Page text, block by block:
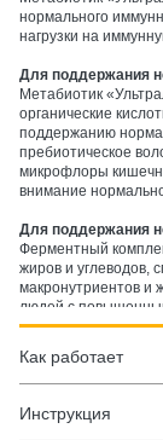
нормального
нагрузки на
Для поддержания
Метабиотик
органические
поддержанию
пребиотическое
микрофлоры
внимание
Для поддержания
Ферментный
жиров и углеводов,
макронутриентов и
людей с
полноценному
Как работает
Инструкция